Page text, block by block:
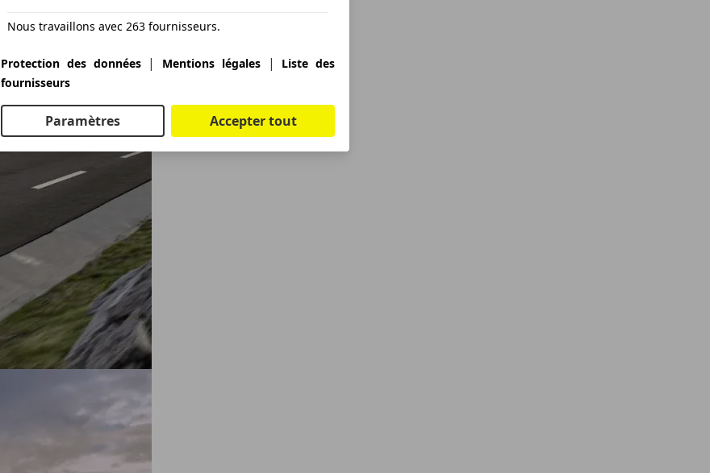
Nous travaillons avec 263 fournisseurs.
Protection des données| Mentions légales|
Liste des
fournisseurs
Paramètres Accepter tout